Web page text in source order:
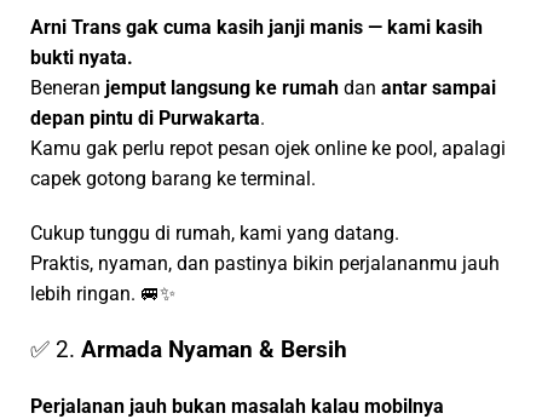
Arni Trans gak cuma kasih janji manis — kami kasih
bukti nyata.
Beneran jemput langsung ke rumah dan antar sampai
depan pintu di Purwakarta.
Kamu gak perlu repot pesan ojek online ke pool, apalagi
capek gotong barang ke terminal.
Cukup tunggu di rumah, kami yang datang.
Praktis, nyaman, dan pastinya bikin perjalananmu jauh
lebih ringan. 🚐✨
✅ 2. Armada Nyaman & Bersih
Perjalanan jauh bukan masalah kalau mobilnya